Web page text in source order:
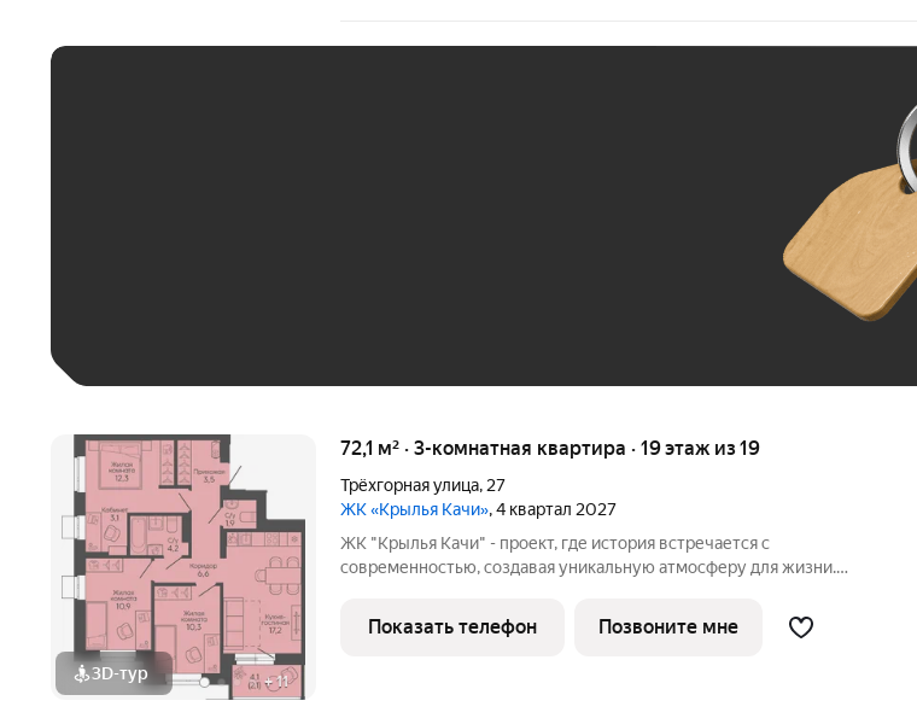
3D-тур +11
72,1 м² · 3-комнатная квартира · 19 этаж из 19
Трёхгорная улица, 27
ЖК «Крылья Качи», 4 квартал 2027
ЖК "Крылья Качи" - проект, где история встречается с
современностью, создавая уникальную атмосферу для жизни.
Дзержинского района Волгограда - в микрорайоне Кача, по адресу
ул. Трехгорная, 27 и
Показать телефон Позвоните мне